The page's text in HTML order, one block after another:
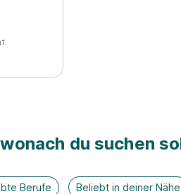
du suchen
Berufe Beliebt in deiner Nähe